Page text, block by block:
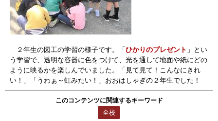
２年生の図工の学習の様子です。「ひかりのプレゼント 」とい
う学習で、透明な容器に色をつけて、光を通して地面や紙にどの
ように映るかを楽しんでいました。「見て見て！こんなにきれ
い！」「うわぁ～虹みたい！」おおはしゃぎの２年生でした！
このコンテンツに関連するキーワード
全校